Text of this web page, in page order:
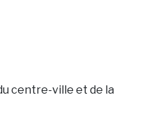
centre-ville et de la